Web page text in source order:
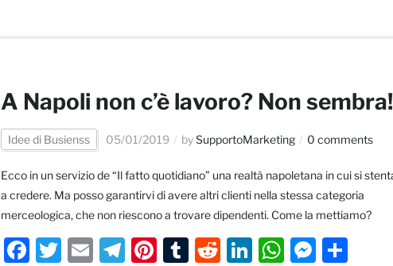
A Napoli non c’è lavoro? Non sembra!
Idee di Busienss 05/01/2019 bySupportoMarketing 0 comments
Ecco in un servizio de “Il fatto quotidiano” una realtà napoletana in cui si
a credere. Ma posso garantirvi di avere altri clienti nella stessa categoria
merceologica, che non riescono a trovare dipendenti. Come la mettiamo?
Facebook
Twitter
EmailTelegram
Pinterest
Tumblr
Reddit
LinkedIn